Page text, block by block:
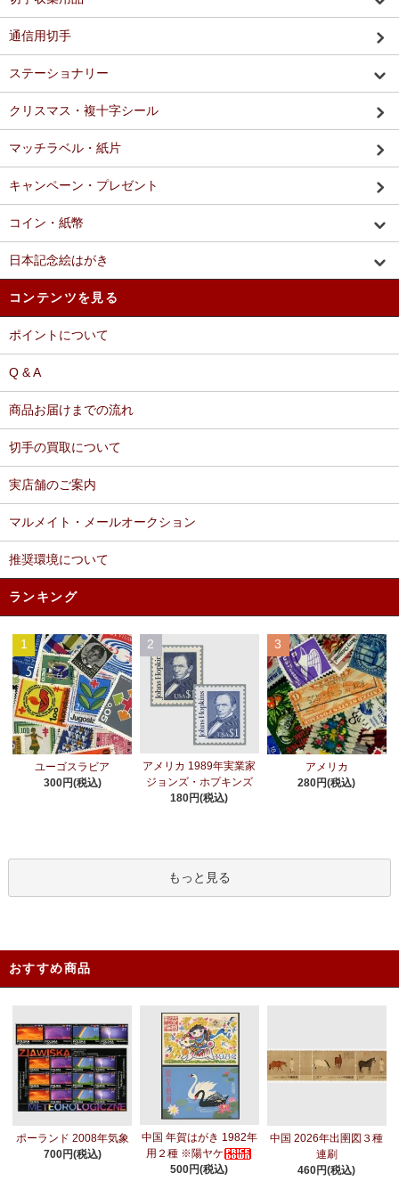
通信用切手
ステーショナリー
クリスマス・複十字シール
マッチラベル・紙片
キャンペーン・プレゼント
コイン・紙幣
日本記念絵はがき
コンテンツを見る
ポイントについて
Q & A
商品お届けまでの流れ
切手の買取について
実店舗のご案内
マルメイト・メールオークション
推奨環境について
ランキング
1
ユーゴスラビア
300円(税込)
2
アメリカ 1989年実業家
ジョンズ・ホプキンズ
180円(税込)
3
アメリカ
280円(税込)
もっと見る
おすすめ商品
ポーランド 2008年気象
700円(税込)
中国 年賀はがき 1982年
用２種 ※陽ヤケ
500円(税込)
中国 2026年出圉図３種
連刷
460円(税込)